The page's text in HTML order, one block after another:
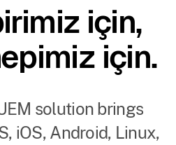
için,
için.
solution brings
iOS, Android, Linux,